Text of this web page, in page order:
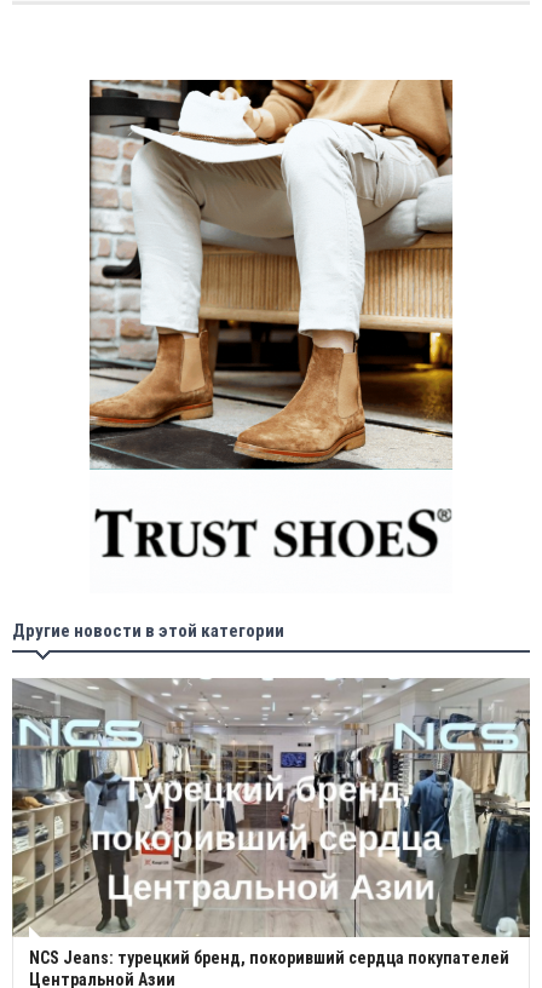
Другие новости в этой категории
NCS Jeans: турецкий бренд, покоривший сердца покупателей
Центральной Азии